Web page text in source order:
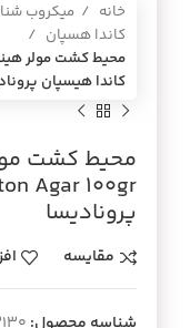
خانه میکروب
کاندا هسپان
كاندا هيسپان
پروناديسا
مقایسه
شناسه محصول: